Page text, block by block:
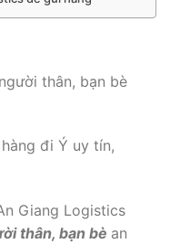
thân, bạn bè
đi Ý uy tín,
Giang Logistics
thân, bạn bè an